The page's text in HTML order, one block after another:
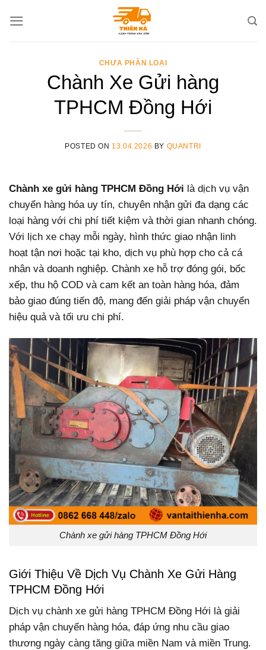
CHƯA PHÂN LOẠI
Chành Xe Gửi hàng
TPHCM Đồng Hới
POSTED ON 13.04.2026 BY QUANTRI
Chành xe gửi hàng TPHCM Đồng Hới là dịch vụ vận
chuyển hàng hóa uy tín, chuyên nhận gửi đa dạng các
loại hàng với chi phí tiết kiệm và thời gian nhanh chóng.
Với lịch xe chạy mỗi ngày, hình thức giao nhận linh
hoạt tận nơi hoặc tại kho, dịch vụ phù hợp cho cả cá
nhân và doanh nghiệp. Chành xe hỗ trợ đóng gói, bốc
xếp, thu hộ COD và cam kết an toàn hàng hóa, đảm
bảo giao đúng tiến độ, mang đến giải pháp vận chuyển
hiệu quả và tối ưu chi phí.
Chành xe gửi hàng TPHCM Đồng Hới
Giới Thiệu Về Dịch Vụ Chành Xe Gửi Hàng
TPHCM Đồng Hới
Dịch vụ chành xe gửi hàng TPHCM Đồng Hới là giải
pháp vận chuyển hàng hóa, đáp ứng nhu cầu giao
thương ngày càng tăng giữa miền Nam và miền Trung.